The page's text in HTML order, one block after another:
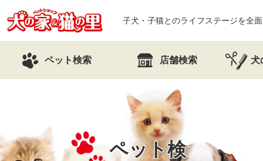
子犬・子猫とのライフステージを全
ペット検索 店舗検索 犬
ペット検